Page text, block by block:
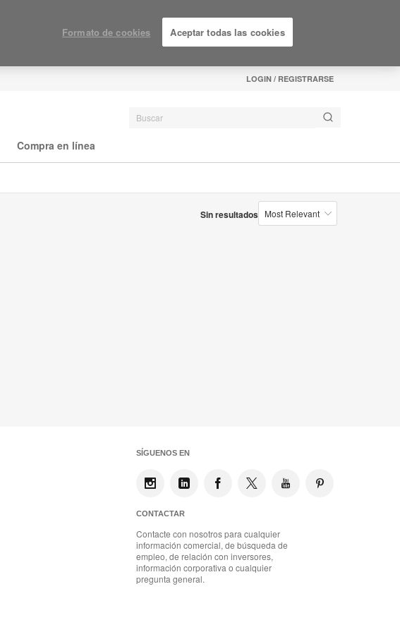
LOGIN / REGISTRARSE
Compra en línea
Sin resultados
SÍGUENOS EN
CONTACTAR
Contacte con nosotros para cualquier
información comercial, de búsqueda de
empleo, de relación con inversores,
información corporativa o cualquier
pregunta general.
Formato de cookies Aceptar todas las cookies